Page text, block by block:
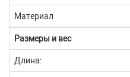
Материал
Размеры и вес
Длина: